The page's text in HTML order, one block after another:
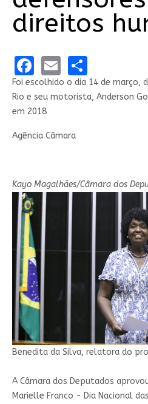
direitos
Facebook
EmailShare
Foi escolhido o dia 14 de março,
Rio e seu motorista, Anderson
em 2018
Agência Câmara
Kayo Magalhães/Câmara dos
Benedita da Silva, relatora do
A Câmara dos Deputados
Marielle Franco - Dia Nacional